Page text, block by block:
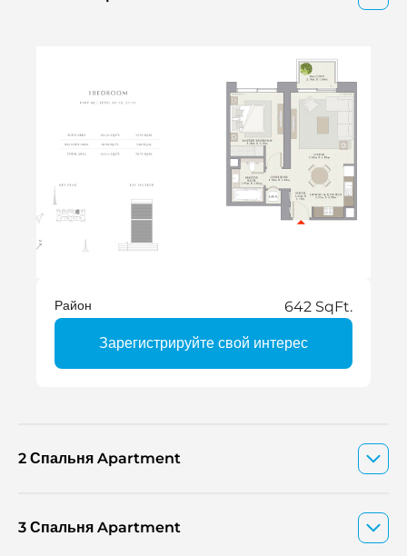
Район 642 SqFt.
Зарегистрируйте свой интерес
2 Спальня Apartment
3 Спальня Apartment